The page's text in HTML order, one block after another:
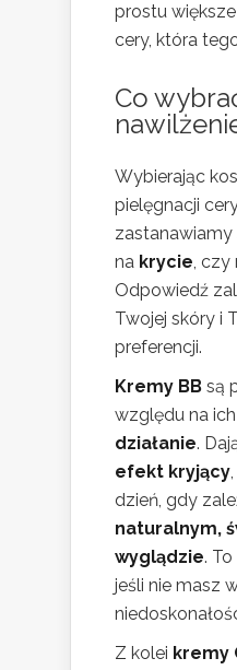
prostu
cery, która
Co
Wybierając
pielęgnacji
na krycie, czy
Odpowiedź
Twojej skóry i
preferencji.
Kremy BB są
względu na ich
działanie.
efekt kryjący
dzień, gdy
naturalnym,
wyglądzie.
jeśli nie masz
Z kolei kremy